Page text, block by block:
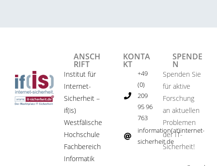
ANSCH
RIFT
Institut für
Internet-
Sicherheit –
if(is)
Westfälische
Hochschule
Fachbereich
Informatik
KONTA
KT
+49
(0)
209
95 96
763
information(at)internet-
sicherheit.de ​
SPENDE
N
Spenden Sie
für aktive
Forschung
an aktuellen
Problemen
der IT-
Sicherheit!​